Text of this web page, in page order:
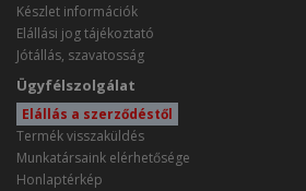
Készlet információk
Elállási jog tájékoztató
Jótállás, szavatosság
Ügyfélszolgálat
Elállás a szerződéstől
Termék visszaküldés
Munkatársaink elérhetősége
Honlaptérkép